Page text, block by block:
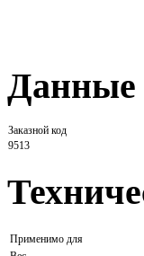
Данные
Заказной код
9513
Применимо для